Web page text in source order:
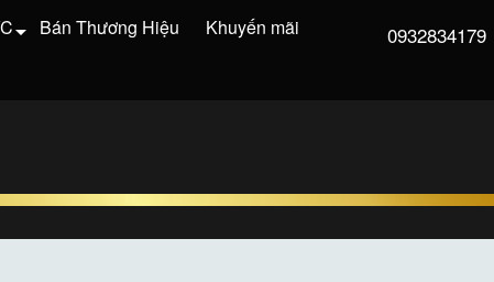
0932834179
Bán Thương Hiệu
Khuyến mãi